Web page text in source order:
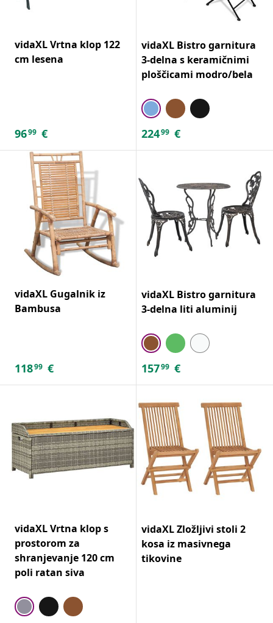
vidaXL Vrtna klop 122
cm lesena
9699 €
vidaXL Bistro garnitura
3-delna s keramičnimi
ploščicami modro/bela
22499 €
vidaXL Gugalnik iz
Bambusa
11899 €
vidaXL Bistro garnitura
3-delna liti aluminij
15799 €
vidaXL Vrtna klop s
prostorom za
shranjevanje 120 cm
poli ratan siva
vidaXL Zložljivi stoli 2
kosa iz masivnega
tikovine